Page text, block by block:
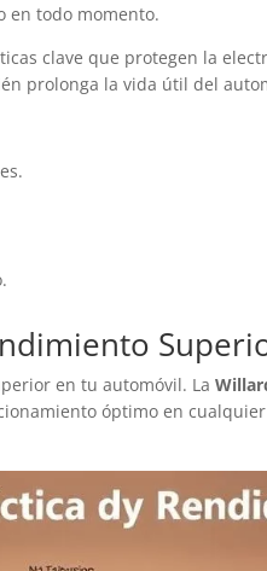
en todo momento.
clave que protegen la
prolonga la vida útil del
en tu automóvil. La
óptimo en